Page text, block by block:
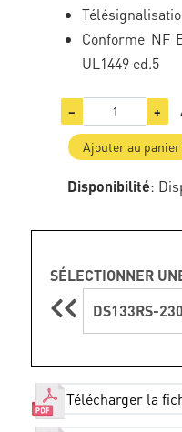
Conforme NF
UL1449 ed.5
− +
Ajouter au panier
Disponibilité:
SÉLECTIONNER
DS133RS-
Télécharger la